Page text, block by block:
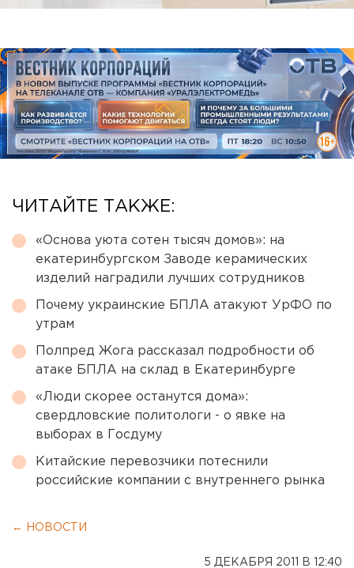
ЧИТАЙТЕ ТАКЖЕ:
«Основа уюта сотен тысяч домов»: на
екатеринбургском Заводе керамических
изделий наградили лучших сотрудников
Почему украинские БПЛА атакуют УрФО по
утрам
Полпред Жога рассказал подробности об
атаке БПЛА на склад в Екатеринбурге
«Люди скорее останутся дома»:
свердловские политологи - о явке на
выборах в Госдуму
Китайские перевозчики потеснили
российские компании с внутреннего рынка
← НОВОСТИ
5 ДЕКАБРЯ 2011 В 12:40